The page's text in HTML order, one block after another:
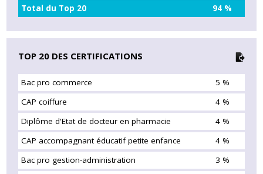
Total du Top 20
94 %
TOP 20 DES CERTIFICATIONS
Bac pro commerce
5 %
CAP coiffure
4 %
Diplôme d'Etat de docteur en pharmacie
4 %
CAP accompagnant éducatif petite enfance
4 %
Bac pro gestion-administration
3 %